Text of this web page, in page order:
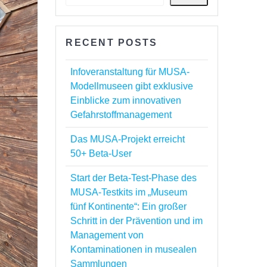
RECENT POSTS
Infoveranstaltung für MUSA-
Modellmuseen gibt exklusive
Einblicke zum innovativen
Gefahrstoffmanagement
Das MUSA-Projekt erreicht
50+ Beta-User
Start der Beta-Test-Phase des
MUSA-Testkits im „Museum
fünf Kontinente“: Ein großer
Schritt in der Prävention und im
Management von
Kontaminationen in musealen
Sammlungen